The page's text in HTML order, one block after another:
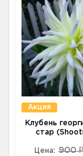
Акция
Клубень
стар
Цена: 900 ₽